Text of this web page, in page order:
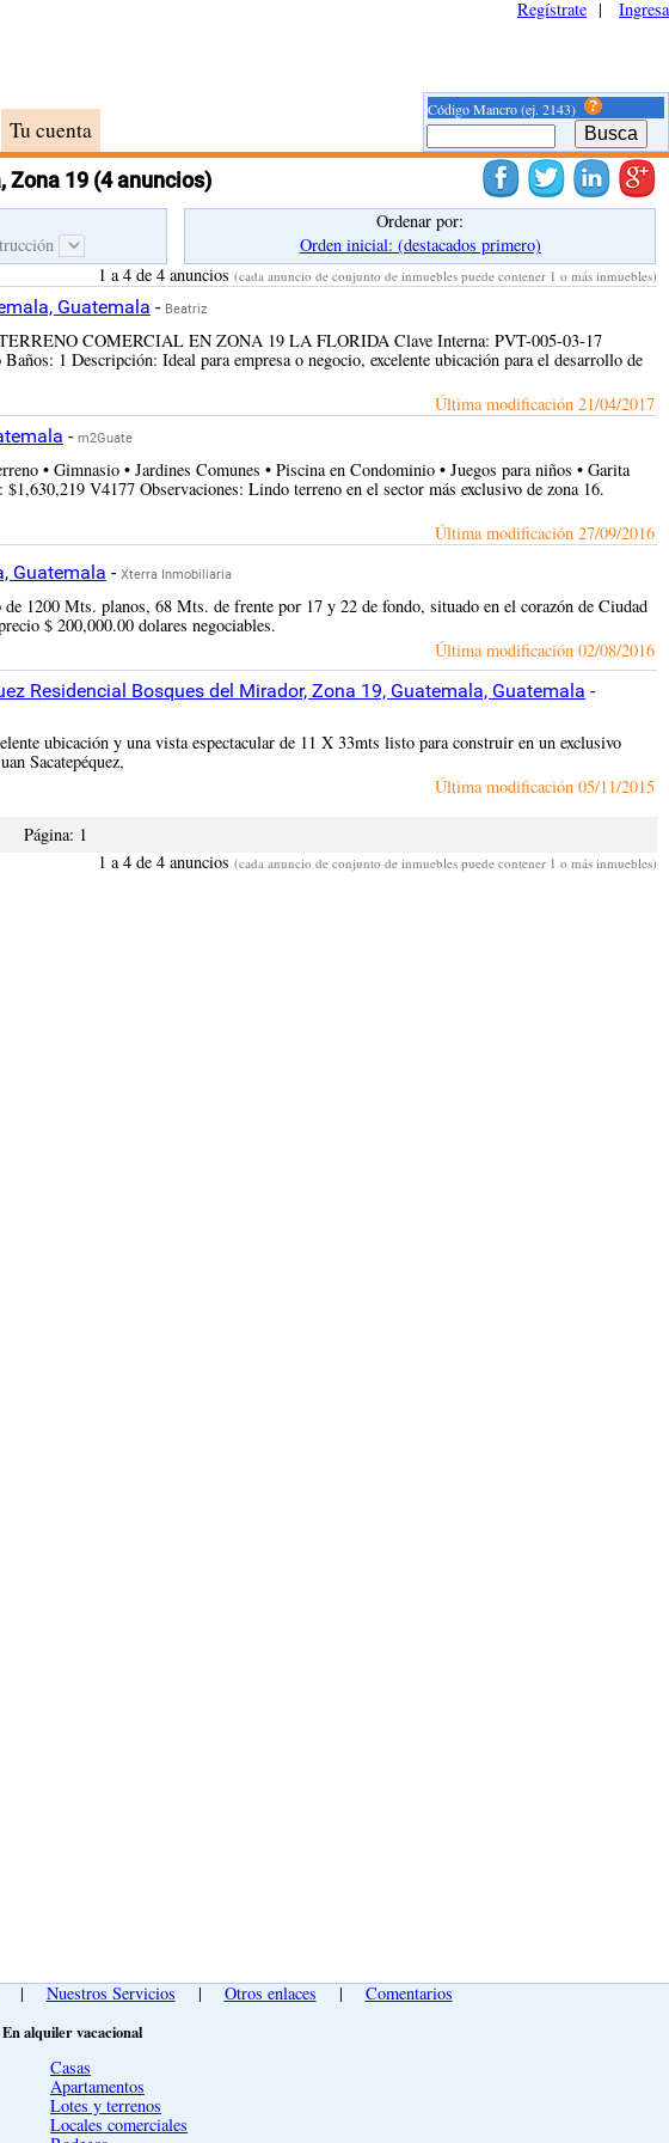
Tu cuenta
Regístrate | Ingresa
Código Mancro (ej. 2143)
Zona 19 (4 anuncios)
Ordenar por:
Orden inicial: (destacados primero)
1 a 4 de 4 anuncios (cada anuncio de conjunto de inmuebles puede contener 1 o más inmuebles)
Guatemala - Beatriz
COMERCIAL EN ZONA 19 LA FLORIDA Clave Interna: PVT-005-03-17
1 Descripción: Ideal para empresa o negocio, excelente ubicación para el desarrollo de
Última modificación 21/04/2017
- m2Guate
• Gimnasio • Jardines Comunes • Piscina en Condominio • Juegos para niños • Garita
V4177 Observaciones: Lindo terreno en el sector más exclusivo de zona 16.
Última modificación 27/09/2016
Guatemala - Xterra Inmobiliaria
1200 Mts. planos, 68 Mts. de frente por 17 y 22 de fondo, situado en el corazón de Ciudad
$ 200,000.00 dolares negociables.
Última modificación 02/08/2016
Residencial Bosques del Mirador, Zona 19, Guatemala, Guatemala -
ubicación y una vista espectacular de 11 X 33mts listo para construir en un exclusivo
Sacatepéquez,
Última modificación 05/11/2015
Página: 1
1 a 4 de 4 anuncios (cada anuncio de conjunto de inmuebles puede contener 1 o más inmuebles)
| Nuestros Servicios | Otros enlaces | Comentarios
En alquiler vacacional
Casas
Apartamentos
Lotes y terrenos
Locales comerciales